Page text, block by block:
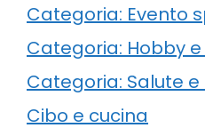
Categoria: Evento
Categoria: Hobby
Categoria: Salute
Cibo e cucina